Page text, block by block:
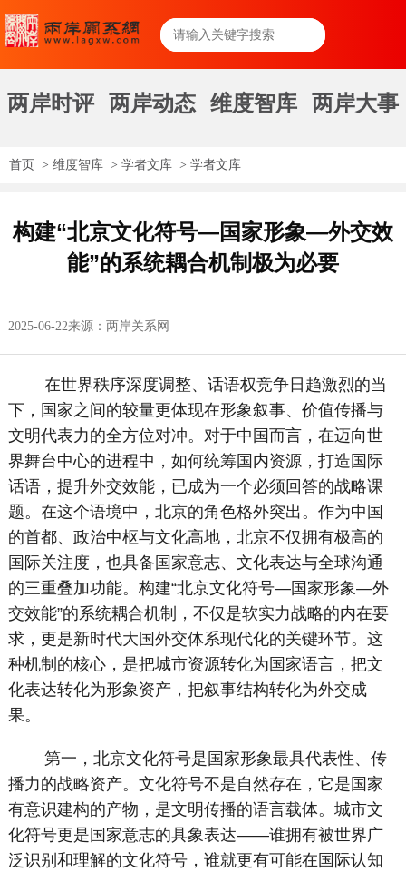
两岸时评 两岸动态 维度智库 两岸大事
首页 > 维度智库 > 学者文库 > 学者文库
构建“北京文化符号—国家形象—外交效
能”的系统耦合机制极为必要
2025-06-22来源：两岸关系网
在世界秩序深度调整、话语权竞争日趋激烈的当
下，国家之间的较量更体现在形象叙事、价值传播与
文明代表力的全方位对冲。对于中国而言，在迈向世
界舞台中心的进程中，如何统筹国内资源，打造国际
话语，提升外交效能，已成为一个必须回答的战略课
题。在这个语境中，北京的角色格外突出。作为中国
的首都、政治中枢与文化高地，北京不仅拥有极高的
国际关注度，也具备国家意志、文化表达与全球沟通
的三重叠加功能。构建“北京文化符号—国家形象—外
交效能”的系统耦合机制，不仅是软实力战略的内在要
求，更是新时代大国外交体系现代化的关键环节。这
种机制的核心，是把城市资源转化为国家语言，把文
化表达转化为形象资产，把叙事结构转化为外交成
果。
第一，北京文化符号是国家形象最具代表性、传
播力的战略资产。文化符号不是自然存在，它是国家
有意识建构的产物，是文明传播的语言载体。城市文
化符号更是国家意志的具象表达——谁拥有被世界广
泛识别和理解的文化符号，谁就更有可能在国际认知